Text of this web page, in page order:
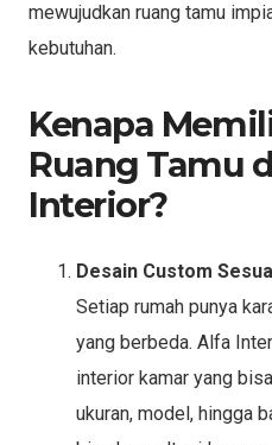
mewujudkan ruang tamu
kebutuhan.
Kenapa
Ruang Tamu
Interior?
Desain Custom
Setiap rumah punya
yang berbeda. Alfa
interior kamar yang
ukuran, model, hingga